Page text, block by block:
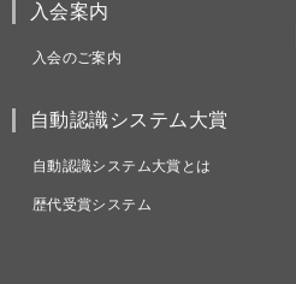
入会案内
入会のご案内
自動認識システム大賞
自動認識システム大賞とは
歴代受賞システム